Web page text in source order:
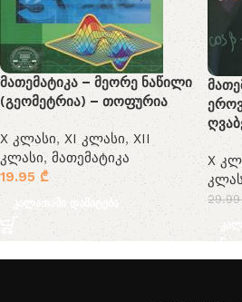
მათემატიკა – მეორე ნაწილი
(გეომეტრია) – თოფურია
X კლასი, XI კლასი,XII
კლასი, მათემატიკა
19.95 ₾
კალათაში დამატება
X